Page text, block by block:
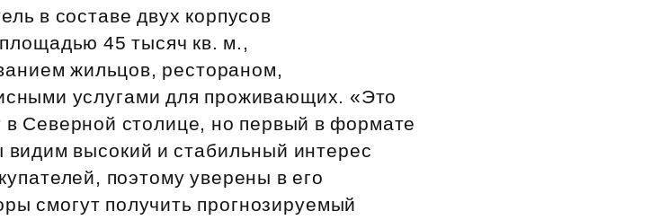
в составе двух корпусов
45 тысяч кв. м.,
жильцов, рестораном,
услугами для проживающих. «Это
в Северной столице, но первый в формате
видим высокий и стабильный интерес
поэтому уверены в его
смогут получить прогнозируемый